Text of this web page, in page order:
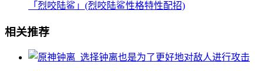
「烈咬陆鲨」(烈咬陆鲨性格特性配招)
相关推荐